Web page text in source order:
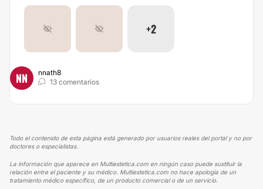
+2
NN
nnath8
13 comentarios
Todo el contenido de esta página está generado por usuarios reales del portal y no por
doctores o especialistas.
La información que aparece en Multiestetica.com en ningún caso puede sustituir la
relación entre el paciente y su médico. Multiestetica.com no hace apología de un
tratamiento médico específico, de un producto comercial o de un servicio.